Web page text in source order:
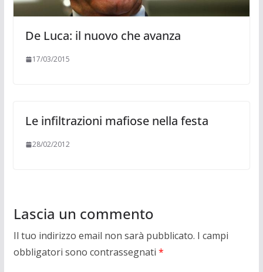
De Luca: il nuovo che avanza
17/03/2015
Le infiltrazioni mafiose nella festa
28/02/2012
Lascia un commento
Il tuo indirizzo email non sarà pubblicato. I campi
obbligatori sono contrassegnati *